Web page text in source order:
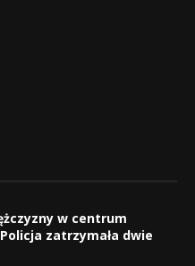
w centrum
zatrzymała dwie